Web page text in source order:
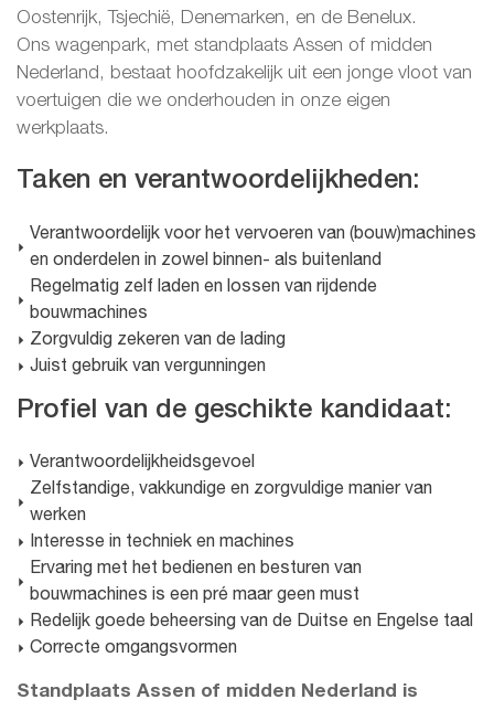
Oostenrijk, Tsjechië, Denemarken, en de Benelux.
Ons wagenpark, met standplaats Assen of midden
Nederland, bestaat hoofdzakelijk uit een jonge vloot van
voertuigen die we onderhouden in onze eigen
werkplaats.
Taken en verantwoordelijkheden:
Verantwoordelijk voor het vervoeren van (bouw)machines
en onderdelen in zowel binnen- als buitenland
Regelmatig zelf laden en lossen van rijdende
bouwmachines
Zorgvuldig zekeren van de lading
Juist gebruik van vergunningen
Profiel van de geschikte kandidaat:
Verantwoordelijkheidsgevoel
Zelfstandige, vakkundige en zorgvuldige manier van
werken
Interesse in techniek en machines
Ervaring met het bedienen en besturen van
bouwmachines is een pré maar geen must
Redelijk goede beheersing van de Duitse en Engelse taal
Correcte omgangsvormen
Standplaats Assen of midden Nederland is